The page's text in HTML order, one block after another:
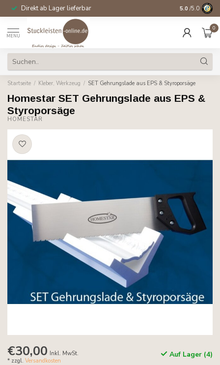
Direkt ab Lager lieferbar 14 Tage
5.0 /5.0
MENU
0
Startseite / Kleber, Werkzeug / SET Gehrungslade aus EPS & Styroporsäge
Homestar SET Gehrungslade aus EPS &
Styroporsäge
HOMESTAR
€30,00 Inkl. MwSt.
* zzgl. Versandkosten
Auf Lager (4)